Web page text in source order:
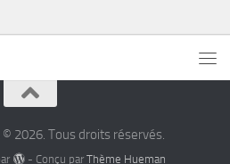
2026. Tous droits réservés.
- Conçu par Thème Hueman